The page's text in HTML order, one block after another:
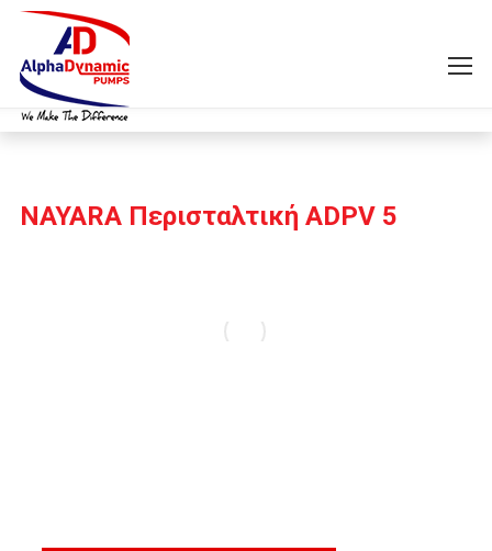
NAYARA Περισταλτική ADPV 5